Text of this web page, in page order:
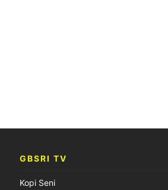
GBSRI TV
Kopi Seni